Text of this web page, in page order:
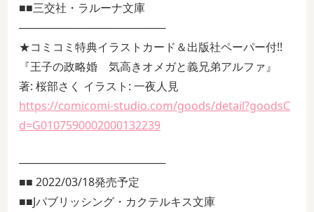
■■三交社・ラルーナ文庫
───────────────────
★コミコミ特典イラストカード＆出版社ペーパー付!!
『王子の政略婚 気高きオメガと義兄弟アルファ』
著: 桜部さく イラスト: 一夜人見
https://comicomi-studio.com/goods/detail?goodsC
d=G0107590002000132239
───────────────────
■■ 2022/03/18発売予定
■■Jパブリッシング・カクテルキス文庫